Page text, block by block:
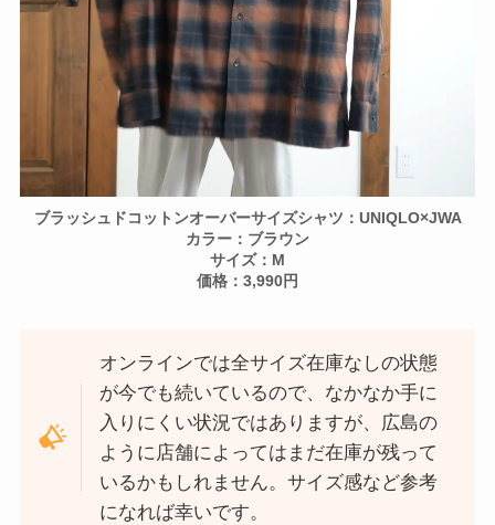
ブラッシュドコットンオーバーサイズシャツ：UNIQLO×JWA
カラー：ブラウン
サイズ：M
価格：3,990円
オンラインでは全サイズ在庫なしの状態
が今でも続いているので、なかなか手に
入りにくい状況ではありますが、広島の
ように店舗によってはまだ在庫が残って
いるかもしれません。サイズ感など参考
になれば幸いです。